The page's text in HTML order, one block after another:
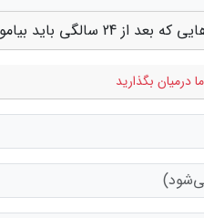
باید بیاموزید"
درمیان بگذارید